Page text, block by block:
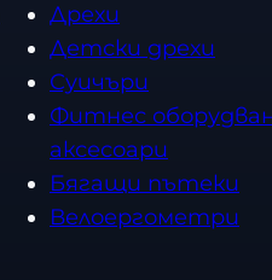
Дрехи
Детски дрехи
Суичъри
Фитнес
аксесоари
Бягащи пътеки
Велоергометри